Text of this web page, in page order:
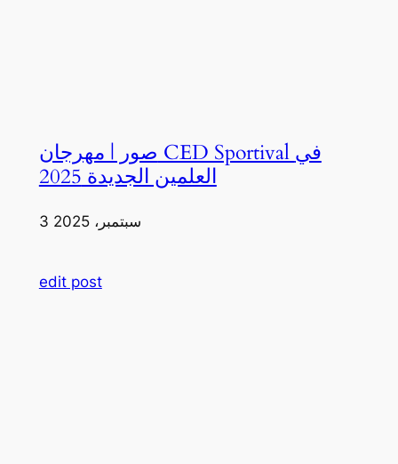
صور | مهرجان CED Sportival في
العلمين الجديدة 2025
3 سبتمبر، 2025
edit post